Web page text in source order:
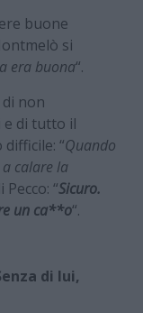
buone
si
era buona“.
non
e di tutto il
“Quando
calare la
“Sicuro.
un ca**o“.
di lui,